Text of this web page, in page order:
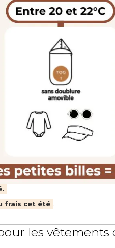
frais cet été
les vêtements